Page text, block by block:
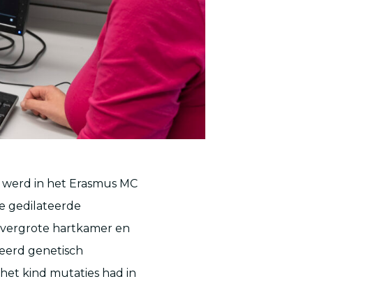
in het Erasmus MC
gedilateerde
hartkamer en
genetisch
kind mutaties had in